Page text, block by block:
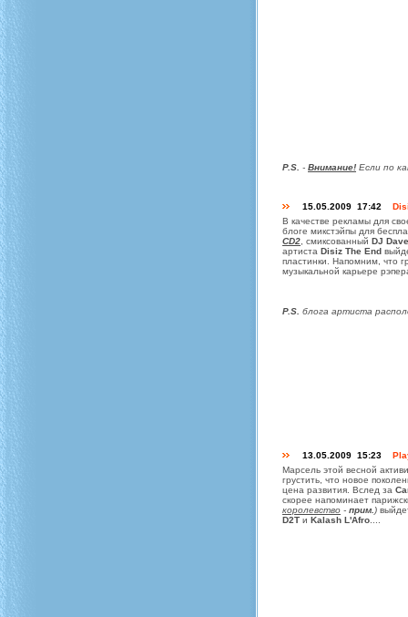
P.S. - Внимание! Если по
15.05.2009 17:42
В качестве рекламы для
блоге микстэйпы для
CD2 , смиксованный DJ
артиста Disiz The End
пластинки. Напомним, что
музыкальной карьере
P.S. блога артиста
13.05.2009 15:23
Марсель этой весной
грустить, что новое
цена развития. Вслед за
скорее напоминает
королевство - прим. )
D2T и Kalash L'Afro